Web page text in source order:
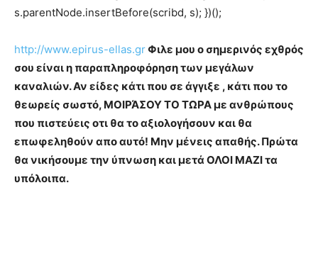
s.parentNode.insertBefore(scribd, s); })();
http://www.epirus-ellas.gr Φιλε μου ο σημερινός εχθρός
σου είναι η παραπληροφόρηση των μεγάλων
καναλιών. Αν είδες κάτι που σε άγγιξε , κάτι που το
θεωρείς σωστό, ΜΟΙΡΆΣΟΥ ΤΟ ΤΩΡΑ με ανθρώπους
που πιστεύεις οτι θα το αξιολογήσουν και θα
επωφεληθούν απο αυτό! Μην μένεις απαθής. Πρώτα
θα νικήσουμε την ύπνωση και μετά ΟΛΟΙ ΜΑΖΙ τα
υπόλοιπα.